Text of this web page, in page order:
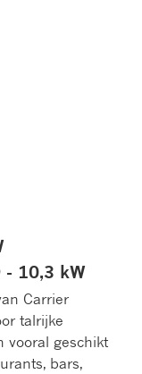
- 10,3 kW
Carrier
talrijke
vooral geschikt
bars,